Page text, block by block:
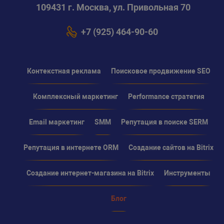
109431 г. Москва, ул. Привольная 70
+7 (925) 464-90-60
Контекстная реклама Поисковое продвижение SEO
Комплексный маркетинг Performance стратегия
Email маркетинг SMM Репутация в поиске SERM
Репутация в интернете ORM Создание сайтов на Bitrix
Создание интернет-магазина на Bitrix Инструменты
Блог